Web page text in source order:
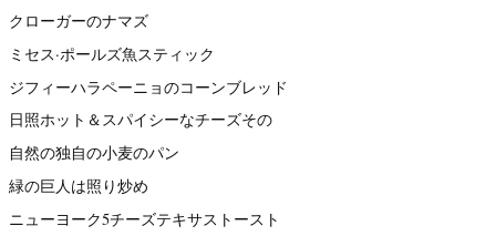
クローガーのナマズ
ミセス·ポールズ魚スティック
ジフィーハラペーニョのコーンブレッド
日照ホット＆スパイシーなチーズその
自然の独自の小麦のパン
緑の巨人は照り炒め
ニューヨーク5チーズテキサストースト